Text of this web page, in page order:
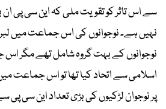
سے اس تاثر کو تقویت ملی کہ این سی پی
نہیں ہے۔ نوجوانوں کی اس جماعت میں
نوجوانوں کے بہت گروہ شامل تھے مگر
اسلامی سے اتحاد کیا تھا تو اس جماعت
پر نوجوان لڑکیوں کی بڑی تعداد این سی